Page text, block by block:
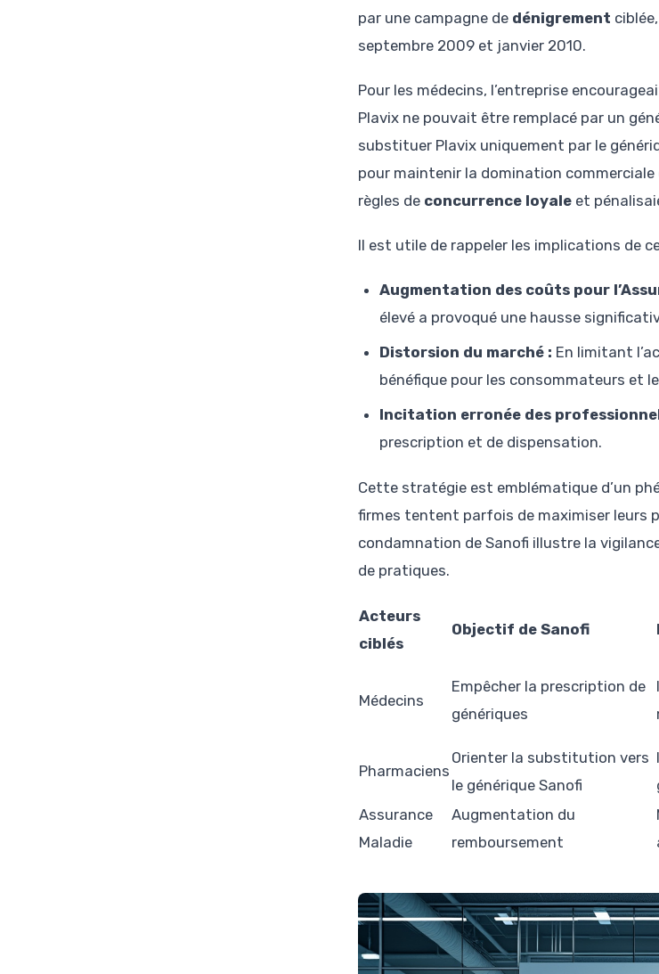
par une campagne de dénigrement
septembre 2009 et janvier 2010.
Pour les médecins, l’entreprise
Plavix ne pouvait être remplacé par un
substituer Plavix uniquement par le
pour maintenir la domination
règles de concurrence loyale et
Il est utile de rappeler les implications de
Augmentation des coûts pour
élevé a provoqué une hausse
Distorsion du marché : En limitant
bénéfique pour les consommateurs et
Incitation erronée des
prescription et de dispensation.
Cette stratégie est emblématique d’un
firmes tentent parfois de maximiser leurs
condamnation de Sanofi illustre la
de pratiques.
Acteurs
ciblés
Objectif de Sanofi
Médecins
Empêcher la prescription de
génériques
Pharmaciens
Orienter la substitution vers
le générique Sanofi
Assurance
Maladie
Augmentation du
remboursement